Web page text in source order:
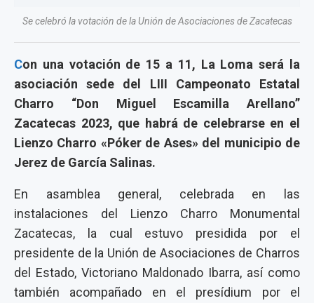
Se celebró la votación de la Unión de Asociaciones de Zacatecas
Con una votación de 15 a 11, La Loma será la
asociación sede del LIII Campeonato Estatal
Charro “Don Miguel Escamilla Arellano”
Zacatecas 2023, que habrá de celebrarse en el
Lienzo Charro «Póker de Ases» del municipio de
Jerez de García Salinas.
En asamblea general, celebrada en las
instalaciones del Lienzo Charro Monumental
Zacatecas, la cual estuvo presidida por el
presidente de la Unión de Asociaciones de Charros
del Estado, Victoriano Maldonado Ibarra, así como
también acompañado en el presídium por el